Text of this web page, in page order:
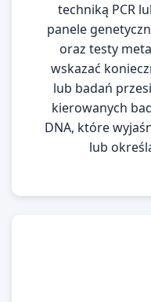
techniką PCR
panele
oraz testy
wskazać
lub badań
kierowanych
DNA, które
lub